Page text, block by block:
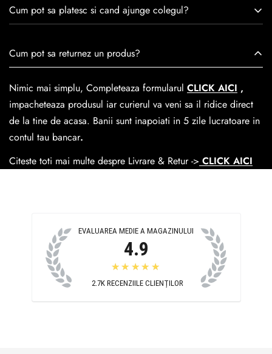
satisfacția clienților.Fiecare pereche de încălțăminte Caspian
este creată cu mândrie de meșteri pricepuți, care aduc la
trecerea timpului.
Cum pot sa platesc si cand ajunge colegul?
medie livrarea dureaza 1-2 zilelucratoare prin
Easybox-ul Emag.
Cosul de livrareeste 15 lei pentru o comanda mai mica de
390 lei si Gratuit pentru o comanda de peste 390 lei.
Cum pot sa returnez un produs?
Nimic mai simplu, Completeaza formularul CLICK AICI ,
impacheteaza produsul iar curierul va veni sa il ridice direct
de la tine de acasa. Banii sunt inapoiati in 5 zile lucratoare in
contul tau bancar.
Citeste toti mai multe despre Livrare & Retur -> CLICK AICI
EVALUAREA MEDIE A MAGAZINULUI
4.9
★★★★★
2.7K RECENZIILE CLIENȚILOR